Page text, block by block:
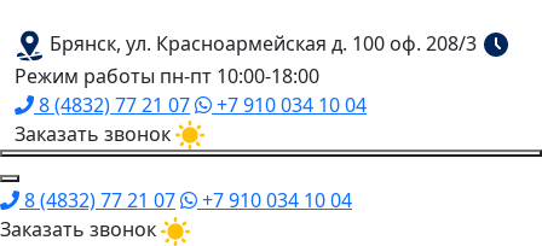
Брянск, ул. Красноармейская д. 100 оф. 208/3
Режим работы пн-пт 10:00-18:00
8 (4832) 77 21 07
+7 910 034 10 04
Заказать звонок
8 (4832) 77 21 07
+7 910 034 10 04
Заказать звонок